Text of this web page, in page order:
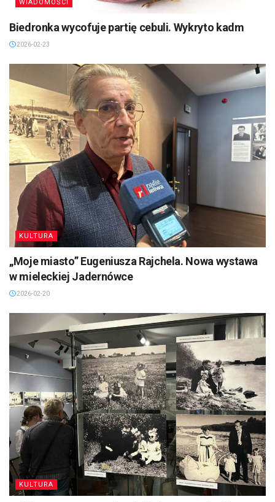
WIADOMOŚCI
Biedronka wycofuje partię cebuli. Wykryto kadm
2026-02-23
KULTURA
„Moje miasto” Eugeniusza Rajchela. Nowa wystawa
w mieleckiej Jadernówce
2026-02-20
KULTURA